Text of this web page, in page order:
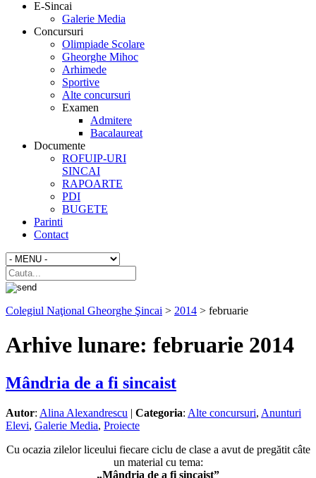
E-Sincai
Galerie Media
Concursuri
Olimpiade Scolare
Gheorghe Mihoc
Arhimede
Sportive
Alte concursuri
Examen
Admitere
Bacalaureat
Documente
ROFUIP-URI
SINCAI
RAPOARTE
PDI
BUGETE
Parinti
Contact
Colegiul Naţional Gheorghe Şincai > 2014 > februarie
Arhive lunare: februarie 2014
Mândria de a fi sincaist
Autor: Alina Alexandrescu | Categoria: Alte concursuri, Anunturi
Elevi, Galerie Media, Proiecte
Cu ocazia zilelor liceului fiecare ciclu de clase a avut de pregătit câte
un material cu tema:
„Mândria de a fi sincaist”